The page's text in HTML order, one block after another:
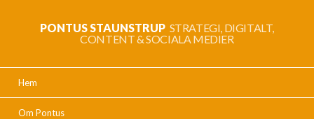
PONTUS STAUNSTRUP STRATEGI, DIGITALT,
CONTENT & SOCIALA MEDIER
Hem
Om Pontus